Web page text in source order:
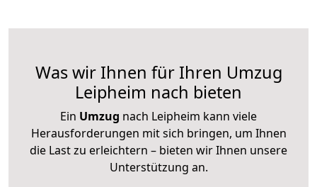
Was wir Ihnen für Ihren Umzug
Leipheim nach bieten
Ein Umzug nach Leipheim kann viele
Herausforderungen mit sich bringen, um Ihnen
die Last zu erleichtern – bieten wir Ihnen unsere
Unterstützung an.